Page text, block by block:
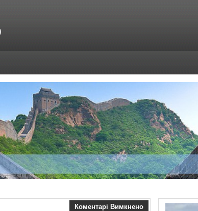
Коментарі Вимкнено